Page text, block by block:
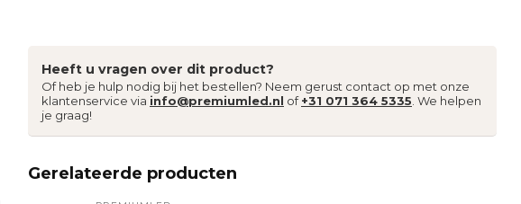
Heeft u vragen over dit product?
Of heb je hulp nodig bij het bestellen? Neem gerust contact op met onze
klantenservice via info@premiumled.nl of+31 071 364 5335 . We helpen
je graag!
Gerelateerde producten